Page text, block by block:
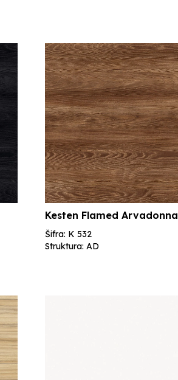
Kesten Flamed Arvadonna
Šifra: K 532
Struktura: AD